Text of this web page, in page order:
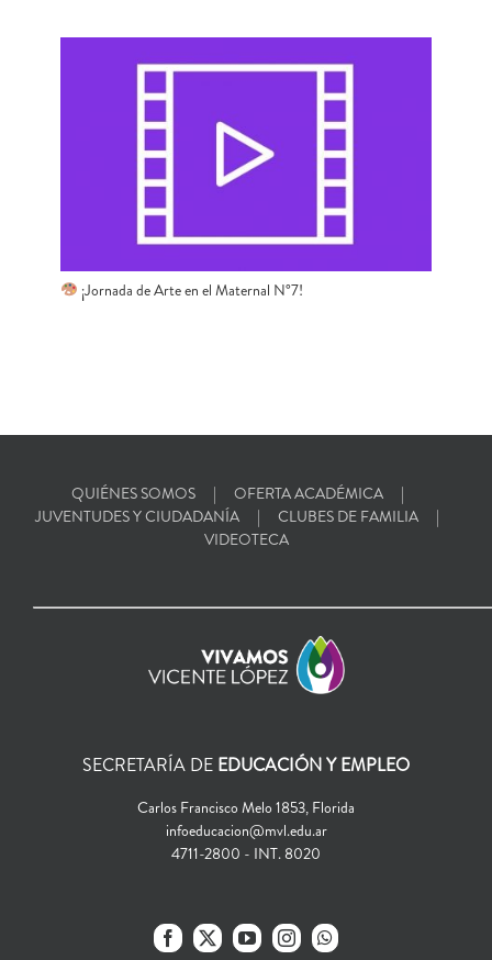
​ ¡Jornada de Arte en el Maternal N°7!
QUIÉNES SOMOS
OFERTA ACADÉMICA
JUVENTUDES Y CIUDADANÍA
CLUBES DE FAMILIA
VIDEOTECA
SECRETARÍA DE EDUCACIÓN Y EMPLEO
Carlos Francisco Melo 1853, Florida
infoeducacion@mvl.edu.ar
4711-2800 - INT. 8020